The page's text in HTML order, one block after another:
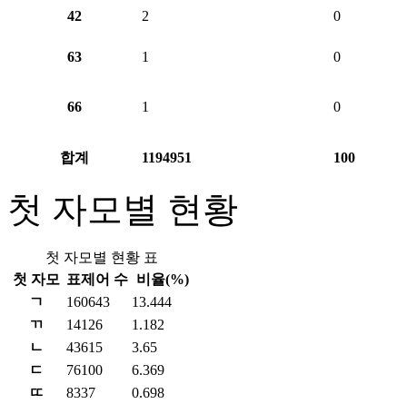
42 2 0
63 1 0
66 1 0
합계 1194951 100
첫 자모별 현황
첫 자모별 현황 표
첫 자모 표제어 수 비율(%)
ㄱ
160643
13.444
ㄲ
14126
1.182
ㄴ
43615
3.65
ㄷ
76100
6.369
ㄸ
8337
0.698